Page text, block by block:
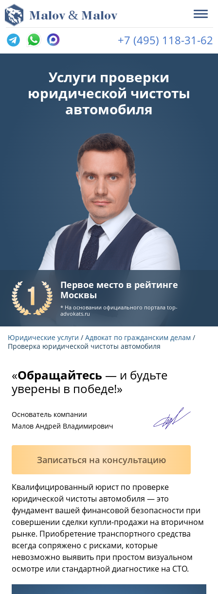
Malov & Malov
+7 (495) 118-31-62
Услуги проверки
юридической чистоты
автомобиля
Первое место в рейтинге
Москвы
* На основании официального порталаtop-
advokats.ru
Юридические услуги / Адвокат по гражданским делам /
Проверка юридической чистоты автомобиля
«Обращайтесь — и будьте
уверены в победе!»
Основатель компании
Малов Андрей Владимирович
Записаться на консультацию
Квалифицированный юрист по проверке
юридической чистоты автомобиля — это
фундамент вашей финансовой безопасности при
совершении сделки купли-продажи на вторичном
рынке. Приобретение транспортного средства
всегда сопряжено с рисками, которые
невозможно выявить при простом визуальном
осмотре или стандартной диагностике на СТО.